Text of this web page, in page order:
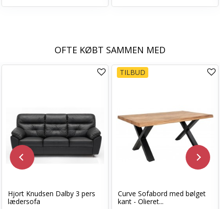
OFTE KØBT SAMMEN MED
Hjort Knudsen Dalby 3 pers
lædersofa
TILBUD
Curve Sofabord med bølget
kant - Olieret...